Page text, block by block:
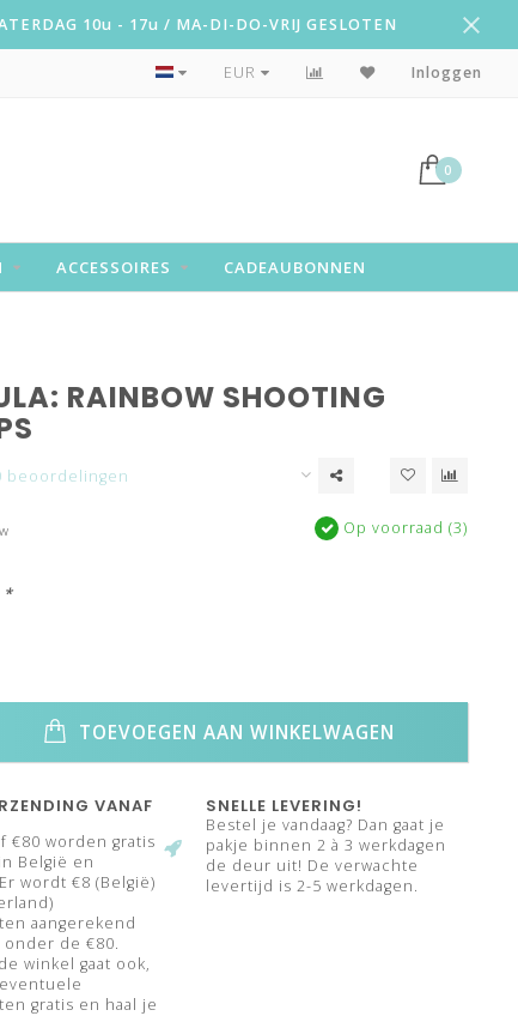
10u - 17u / MA-DI-DO-VRIJ GESLOTEN
Snelle levering!
EUR Inloggen
0
ACCESSOIRES CADEAUBONNEN
RAINBOW SHOOTING
beoordelingen
Op voorraad (3)
*
TOEVOEGEN AAN WINKELWAGEN
VANAF
€80 worden gratis
België en
wordt €8 (België)
aangerekend
de €80.
winkel gaat ook,
gratis en haal je
SNELLE LEVERING!
Bestel je vandaag? Dan gaat je
pakje binnen 2 à 3 werkdagen
de deur uit! De verwachte
levertijd is 2-5 werkdagen.